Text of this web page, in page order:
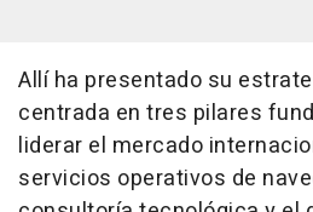
Allí ha presentado su
centrada en tres pilares
liderar el mercado
servicios operativos de